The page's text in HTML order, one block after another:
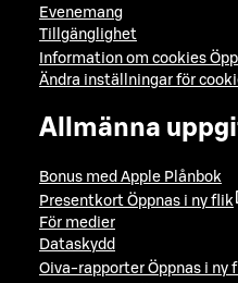
Evenemang
Tillgänglighet
Information om cookies
Ändra inställningar för
Allmänna
Bonus med Apple Plånbok
Presentkort Öppnas i ny flik
För medier
Dataskydd
Oiva-rapporter Öppnas i ny